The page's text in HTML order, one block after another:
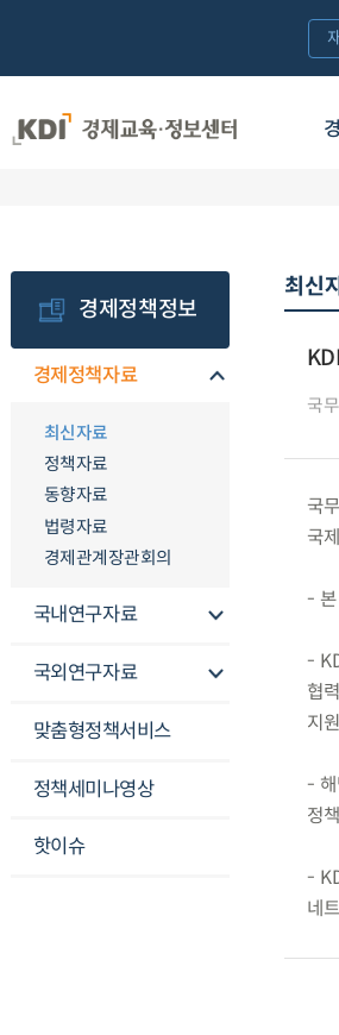
경제정책정보
경제정책자료
최신자료
정책자료
동향자료
법령자료
경제관계장관회의
국내연구자료
국외연구자료
맞춤형정책서비스
정책세미나영상
핫이슈
최신
국
국
국
- 본
-
협
지
- 해
정
-
네